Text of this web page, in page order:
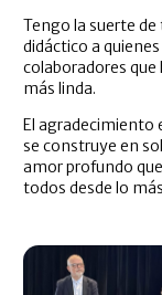
Tengo la suerte
didáctico a
colaboradores
más linda.
El agradecimiento
se construye en
amor profundo
todos desde lo